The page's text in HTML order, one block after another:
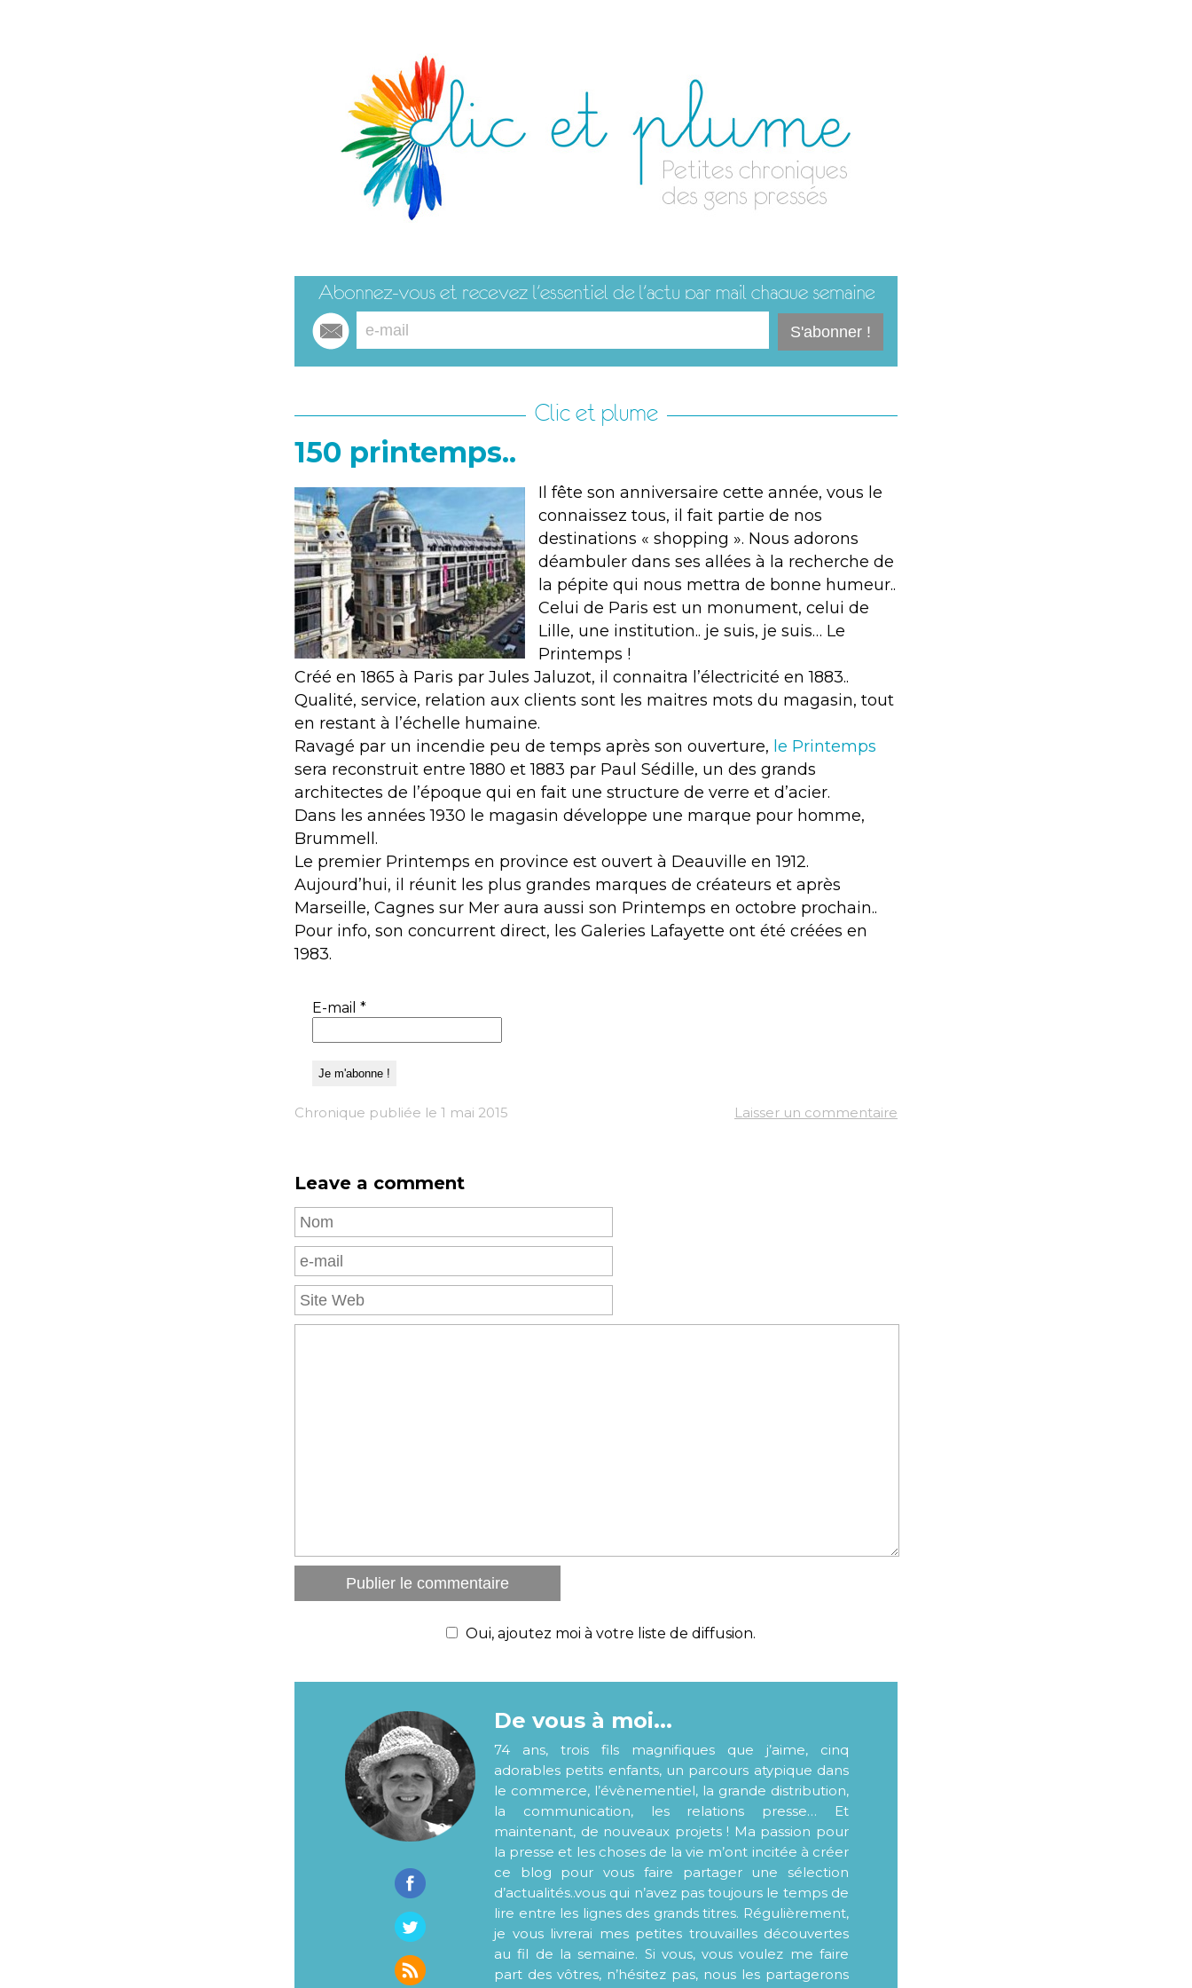
Clic et plume
150 printemps..
Il fête son anniversaire cette année, vous le
connaissez tous, il fait partie de nos
destinations « shopping ». Nous adorons
déambuler dans ses allées à la recherche de
la pépite qui nous mettra de bonne humeur..
Celui de Paris est un monument, celui de
Lille, une institution.. je suis, je suis… Le
Printemps !
Créé en 1865 à Paris par Jules Jaluzot, il connaitra l’électricité en 1883..
Qualité, service, relation aux clients sont les maitres mots du magasin, tout
en restant à l’échelle humaine.
Ravagé par un incendie peu de temps après son ouverture, le Printemps
sera reconstruit entre 1880 et 1883 par Paul Sédille, un des grands
architectes de l’époque qui en fait une structure de verre et d’acier.
Dans les années 1930 le magasin développe une marque pour homme,
Brummell.
Le premier Printemps en province est ouvert à Deauville en 1912.
Aujourd’hui, il réunit les plus grandes marques de créateurs et après
Marseille, Cagnes sur Mer aura aussi son Printemps en octobre prochain..
Pour info, son concurrent direct, les Galeries Lafayette ont été créées en
1983.
E-mail *
Chronique publiée le 1 mai 2015 Laisser un commentaire
Leave a comment
Oui, ajoutez moi à votre liste de diffusion.
De vous à moi...
74 ans, trois fils magnifiques que j’aime, cinq
adorables petits enfants, un parcours atypique dans
le commerce, l’évènementiel, la grande distribution,
la communication, les relations presse… Et
maintenant, de nouveaux projets ! Ma passion pour
la presse et les choses de la vie m’ont incitée à créer
ce blog pour vous faire partager une sélection
d’actualités..vous qui n’avez pas toujours le temps de
lire entre les lignes des grands titres. Régulièrement,
je vous livrerai mes petites trouvailles découvertes
au fil de la semaine. Si vous, vous voulez me faire
part des vôtres, n’hésitez pas, nous les partagerons